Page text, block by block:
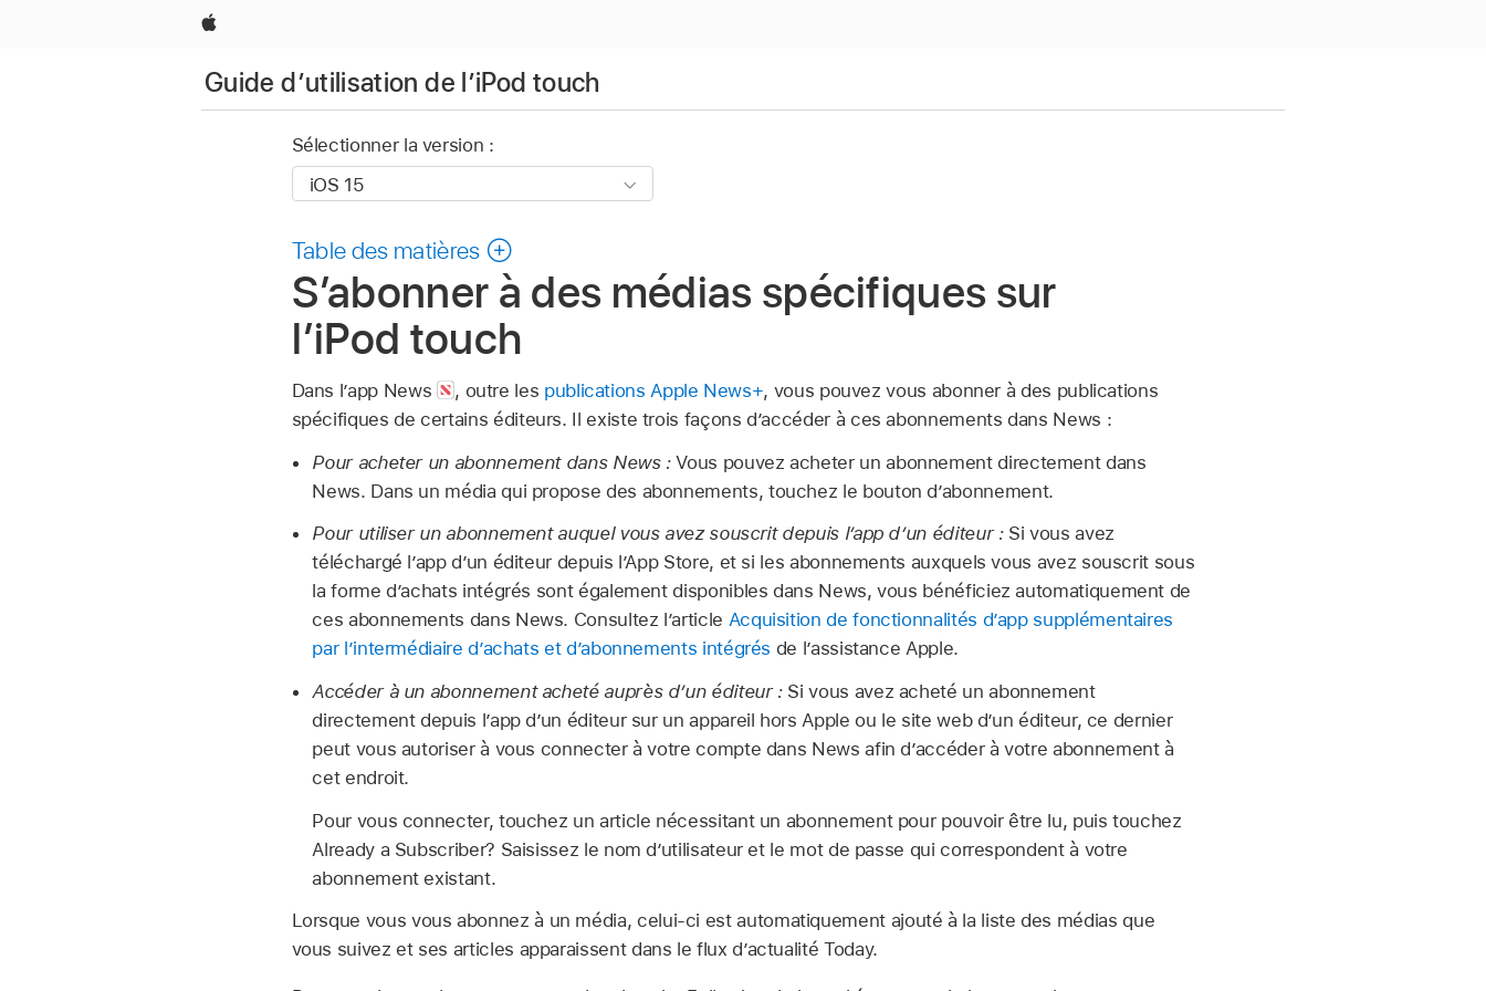
Apple
Guide d’utilisation de l’iPod touch
Sélectionner la version :
Table des matières
S’abonner à des médias spécifiques sur
l’iPod touch
Dans l’app News , outre les publications Apple News+, vous pouvez vous abonner à des publications
spécifiques de certains éditeurs. Il existe trois façons d’accéder à ces abonnements dans News :
Pour acheter un abonnement dans News :Vous pouvez acheter un abonnement directement dans
News. Dans un média qui propose des abonnements, touchez le bouton d’abonnement.
Pour utiliser un abonnement auquel vous avez souscrit depuis l’app d’un éditeur : Si vous avez
téléchargé l’app d’un éditeur depuis l’App Store, et si les abonnements auxquels vous avez souscrit sous
la forme d’achats intégrés sont également disponibles dans News, vous bénéficiez automatiquement de
ces abonnements dans News. Consultez l’article Acquisition de fonctionnalités d’app supplémentaires
par l’intermédiaire d’achats et d’abonnements intégrés de l’assistance Apple.
Accéder à un abonnement acheté auprès d’un éditeur : Si vous avez acheté un abonnement
directement depuis l’app d’un éditeur sur un appareil hors Apple ou le site web d’un éditeur, ce dernier
peut vous autoriser à vous connecter à votre compte dans News afin d’accéder à votre abonnement à
cet endroit.
Pour vous connecter, touchez un article nécessitant un abonnement pour pouvoir être lu, puis touchez
Already a Subscriber? Saisissez le nom d’utilisateur et le mot de passe qui correspondent à votre
abonnement existant.
Lorsque vous vous abonnez à un média, celui-ci est automatiquement ajouté à la liste des médias que
vous suivez et ses articles apparaissent dans le flux d’actualité Today.